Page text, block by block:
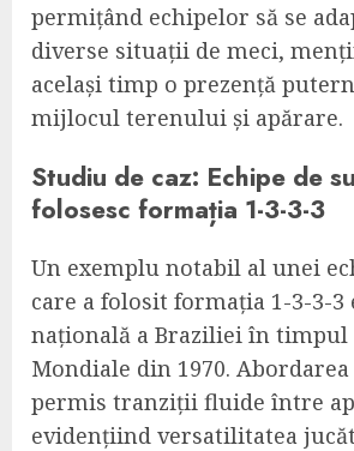
permițând echipelor să se
diverse situații de meci,
același timp o prezență
mijlocul terenului și apărare.
Studiu de caz: Echipe de
folosesc formația 1-3-3-3
Un exemplu notabil al unei
care a folosit formația 1-3-3-3
națională a Braziliei în timpul
Mondiale din 1970.
permis tranziții fluide între
evidențiind versatilitatea